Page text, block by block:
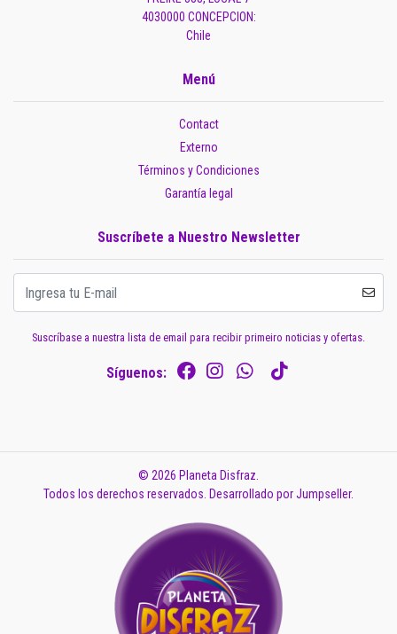
4030000 CONCEPCION:
Chile
Menú
Contact
Externo
Términos y Condiciones
Garantía legal
Suscríbete a Nuestro Newsletter
Suscríbase a nuestra lista de email para recibir primeiro noticias y ofertas.
Síguenos:
© 2026 Planeta Disfraz.
Todos los derechos reservados. Desarrollado por Jumpseller.